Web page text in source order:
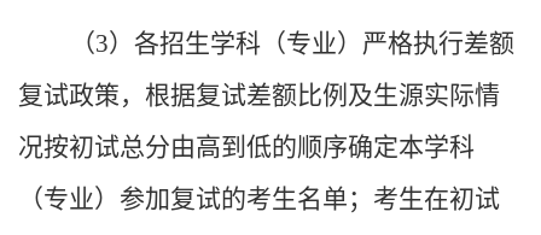
（3）各招生学科（专业）严格执行差额
复试政策，根据复试差额比例及生源实际情
况按初试总分由高到低的顺序确定本学科
（专业）参加复试的考生名单；考生在初试